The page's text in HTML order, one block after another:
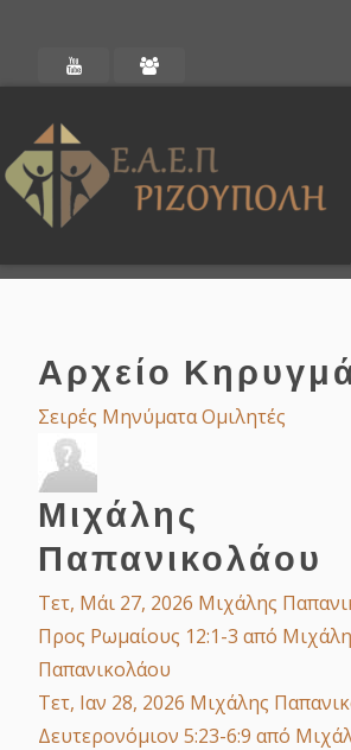
Αρχείο
Σειρές ΜηνύματαΟμιλητές
Μιχάλης
Παπανικολάου
Τετ, Μάι 27, 2026 Μιχάλης
Προς Ρωμαίους 12:1-3 από
Παπανικολάου
Τετ, Ιαν 28, 2026 Μιχάλης
Δευτερονόμιον 5:23-6:9 από